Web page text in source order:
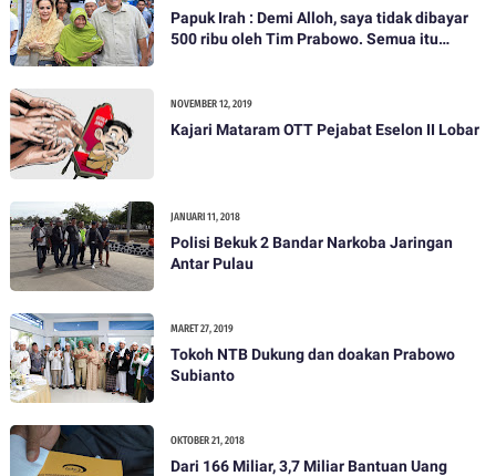
Papuk Irah : Demi Alloh, saya tidak dibayar
500 ribu oleh Tim Prabowo. Semua itu
NOVEMBER 12, 2019
Kajari Mataram OTT Pejabat Eselon II Lobar
JANUARI 11, 2018
Polisi Bekuk 2 Bandar Narkoba Jaringan
Antar Pulau
MARET 27, 2019
Tokoh NTB Dukung dan doakan Prabowo
Subianto
OKTOBER 21, 2018
Dari 166 Miliar, 3,7 Miliar Bantuan Uang